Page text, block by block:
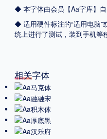
◆ 本字体由会员【Aa字库】
◆ 适用硬件标注的“适用电脑”
统上进行了测试，装到手机等
相关字体